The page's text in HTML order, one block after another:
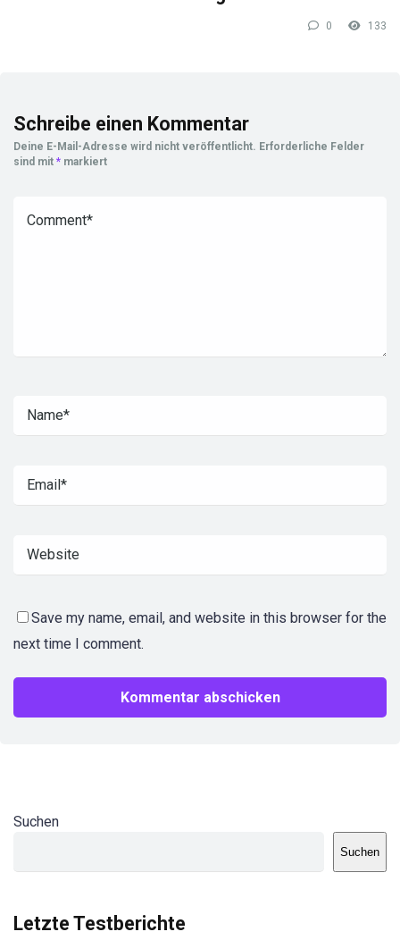
0 133
Schreibe einen Kommentar
Deine E-Mail-Adresse wird nicht veröffentlicht. Erforderliche Felder
sind mit * markiert
Save my name, email, and website in this browser for the
next time I comment.
Suchen
Suchen
Letzte Testberichte